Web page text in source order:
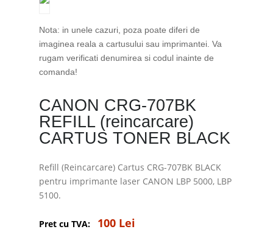
Nota: in unele cazuri, poza poate diferi de
imaginea reala a cartusului sau imprimantei. Va
rugam verificati denumirea si codul inainte de
comanda!
CANON CRG-707BK
REFILL (reincarcare)
CARTUS TONER BLACK
Refill (Reincarcare) Cartus CRG-707BK BLACK
pentru imprimante laser CANON LBP 5000, LBP
5100.
Pret cu TVA: 100 Lei